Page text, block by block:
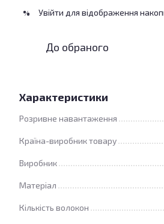
% Увійти для відображення
До обраного
Характеристики
Розривне навантаження
Країна-виробник товару
Виробник
Матеріал
Кількість волокон